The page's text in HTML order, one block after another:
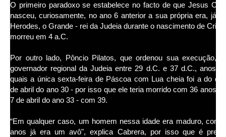
O primeiro paradoxo se estabelece no facto de que Jesus
nasceu, curiosamente, no ano 6 anterior a sua própria era, já
Herodes, o Grande - rei da Judeia durante o nascimento de
morreu em 4 a.C.
Por outro lado, Pôncio Pilatos, que ordenou sua execução,
governador regional da Judeia entre 29 d.C. e 37 d.C., anos
quais a única sexta-feira de Páscoa com Lua cheia foi a do dia
de abril do ano 30 - por isso que ele teria morrido com 36 anos -
7 de abril do ano 33 - com 39.
“Em qualquer caso, um homem nessa idade era maduro, com
anos já era um avô", explica Cabrera, por isso que é